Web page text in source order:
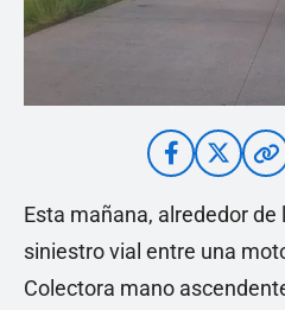
Esta mañana, alrededor de
siniestro vial entre una
Colectora mano